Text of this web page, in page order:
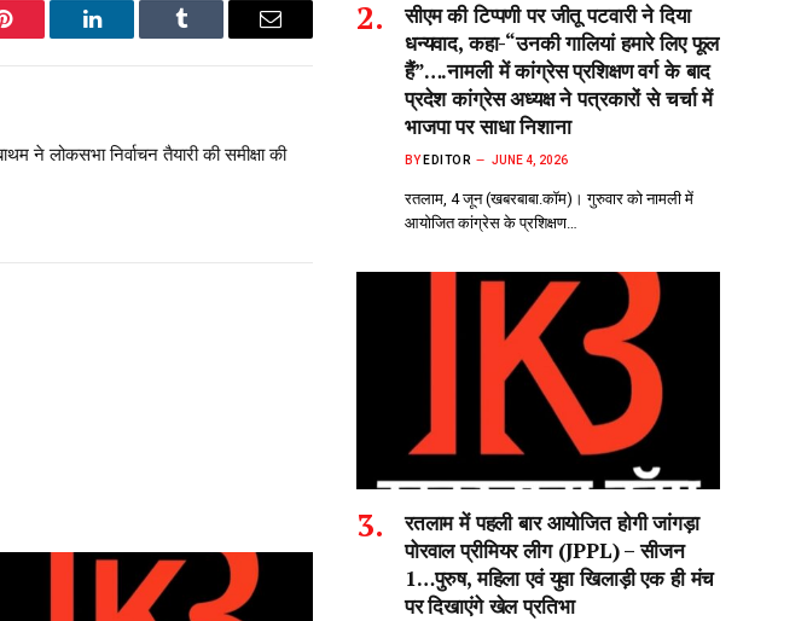
Pinterest LinkedIn Tumblr Email
ने लोकसभा निर्वाचन तैयारी की समीक्षा की
सीएम की टिप्पणी पर जीतू पटवारी ने दिया
धन्यवाद, कहा-“उनकी गालियां हमारे लिए फूल
हैं”….नामली में कांग्रेस प्रशिक्षण वर्ग के बाद
प्रदेश कांग्रेस अध्यक्ष ने पत्रकारों से चर्चा में
भाजपा पर साधा निशाना
BY EDITOR JUNE 4, 2026
रतलाम, 4 जून (खबरबाबा.कॉम)। गुरुवार को नामली में
आयोजित कांग्रेस के प्रशिक्षण…
रतलाम में पहली बार आयोजित होगी जांगड़ा
पोरवाल प्रीमियर लीग (JPPL) – सीजन
1…पुरुष, महिला एवं युवा खिलाड़ी एक ही मंच
पर दिखाएंगे खेल प्रतिभा